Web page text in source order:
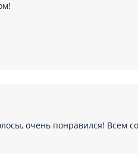
очень понравился! Всем